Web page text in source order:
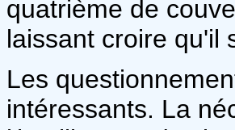
quatrième de
laissant croire
Les
intéressants. La